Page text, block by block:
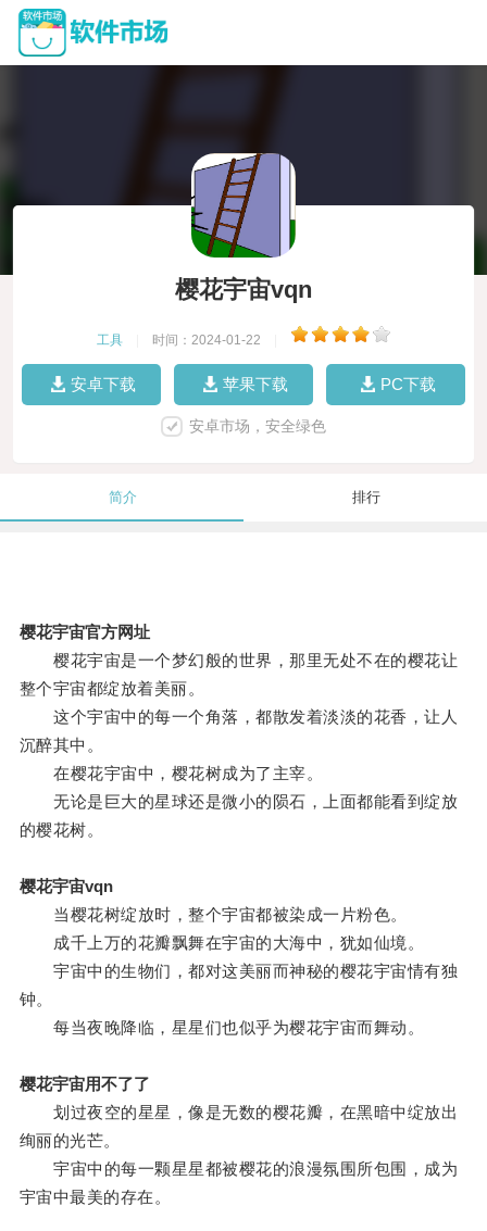
樱花宇宙vqn
工具 时间：2024-01-22
安卓下载 苹果下载 PC下载
安卓市场，安全绿色
简介 排行
樱花宇宙官方网址
樱花宇宙是一个梦幻般的世界，那里无处不在的樱花让
整个宇宙都绽放着美丽。
这个宇宙中的每一个角落，都散发着淡淡的花香，让人
沉醉其中。
在樱花宇宙中，樱花树成为了主宰。
无论是巨大的星球还是微小的陨石，上面都能看到绽放
的樱花树。
樱花宇宙vqn
当樱花树绽放时，整个宇宙都被染成一片粉色。
成千上万的花瓣飘舞在宇宙的大海中，犹如仙境。
宇宙中的生物们，都对这美丽而神秘的樱花宇宙情有独
钟。
每当夜晚降临，星星们也似乎为樱花宇宙而舞动。
樱花宇宙用不了了
划过夜空的星星，像是无数的樱花瓣，在黑暗中绽放出
绚丽的光芒。
宇宙中的每一颗星星都被樱花的浪漫氛围所包围，成为
宇宙中最美的存在。